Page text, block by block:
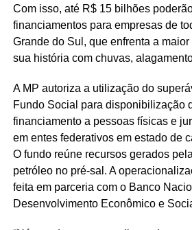
Com isso, até R$ 15 bilhões
financiamentos para empresas de
Grande do Sul, que enfrenta a
sua história com chuvas,
A MP autoriza a utilização do
Fundo Social para disponibilização
financiamento a pessoas físicas e
em entes federativos em estado de
O fundo reúne recursos gerados
petróleo no pré-sal. A
feita em parceria com o Banco
Desenvolvimento Econômico e